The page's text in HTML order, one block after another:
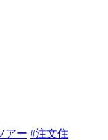
アー #注文住